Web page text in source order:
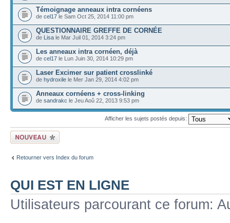
Témoignage anneaux intra cornéens
de cel17 le Sam Oct 25, 2014 11:00 pm
QUESTIONNAIRE GREFFE DE CORNÉE
de Lisa le Mar Juil 01, 2014 3:24 pm
Les anneaux intra cornéen, déjà
de cel17 le Lun Juin 30, 2014 10:29 pm
Laser Excimer sur patient crosslinké
de hydroxile le Mer Jan 29, 2014 4:02 pm
Anneaux cornéens + cross-linking
de sandrakc le Jeu Aoû 22, 2013 9:53 pm
Afficher les sujets postés depuis:
Ecrire un nouveau
sujet
Retourner vers Index du forum
QUI EST EN LIGNE
Utilisateurs parcourant ce forum: